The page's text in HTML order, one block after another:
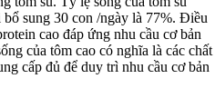
sung 30 con /ngày là 77%. Điều
cao đáp ứng nhu cầu cơ bản
của tôm cao có nghĩa là các chất
cấp đủ để duy trì nhu cầu cơ bản